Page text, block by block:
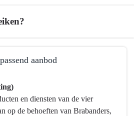
aanbod
en diensten van de vier
op de behoeften van Brabanders,